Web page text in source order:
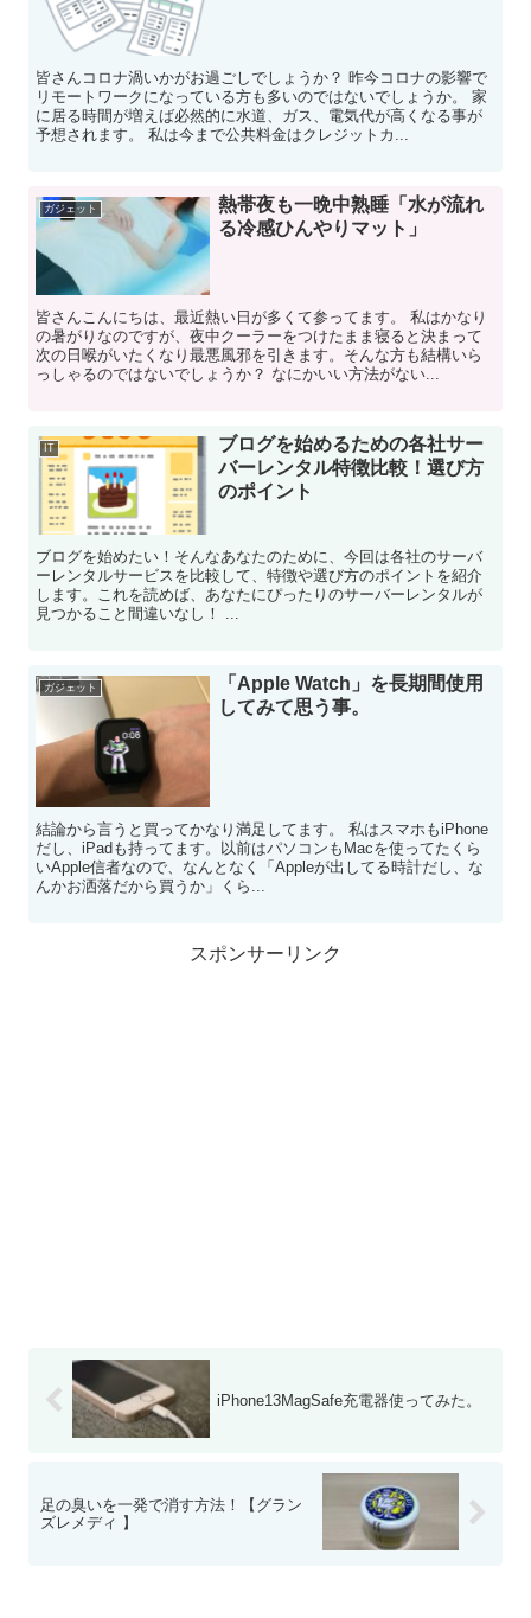
皆さんコロナ渦いかがお過ごしでしょうか？ 昨今コロナの影響で
リモートワークになっている方も多いのではないでしょうか。 家
に居る時間が増えば必然的に水道、ガス、電気代が高くなる事が
予想されます。 私は今まで公共料金はクレジットカ...
ガジェット
熱帯夜も一晩中熟睡「水が流れ
る冷感ひんやりマット」
皆さんこんにちは、最近熱い日が多くて参ってます。 私はかなり
の暑がりなのですが、夜中クーラーをつけたまま寝ると決まって
次の日喉がいたくなり最悪風邪を引きます。そんな方も結構いら
っしゃるのではないでしょうか？ なにかいい方法がない...
IT
ブログを始めるための各社サー
バーレンタル特徴比較！選び方
のポイント
ブログを始めたい！そんなあなたのために、今回は各社のサーバ
ーレンタルサービスを比較して、特徴や選び方のポイントを紹介
します。これを読めば、あなたにぴったりのサーバーレンタルが
見つかること間違いなし！ ...
ガジェット
「Apple Watch」を長期間使用
してみて思う事。
結論から言うと買ってかなり満足してます。 私はスマホもiPhone
だし、iPadも持ってます。以前はパソコンもMacを使ってたくら
いApple信者なので、なんとなく「Appleが出してる時計だし、な
んかお洒落だから買うか」くら...
スポンサーリンク
iPhone13MagSafe充電器使ってみた。
足の臭いを一発で消す方法！【グラン
ズレメディ 】